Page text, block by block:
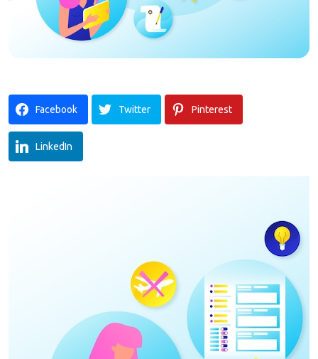
Facebook Twitter Pinterest
LinkedIn